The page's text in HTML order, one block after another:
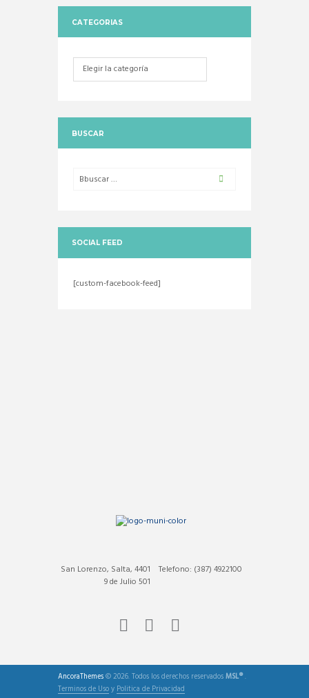
CATEGORIAS
Categorias
BUSCAR
SOCIAL FEED
[custom-facebook-feed]
Telefono: (387) 4922100
San Lorenzo, Salta, 4401
9 de Julio 501
AncoraThemes© 2026. Todos los derechos reservadosMSL®.
Terminos de Usoy Politica de Privacidad